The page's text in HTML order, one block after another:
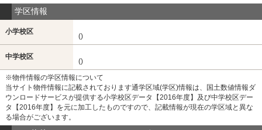
学区情報
小学校区
()
中学校区
()
※物件情報の学区情報について
当サイト物件情報に記載されております通学区域(学区)情報は、国土数値情報ダ
ウンロードサービスが提供する小学校区データ【2016年度】及び中学校区デー
タ【2016年度】を元に加工したものですので、記載情報が現在の学区域と異な
る場合がございます。